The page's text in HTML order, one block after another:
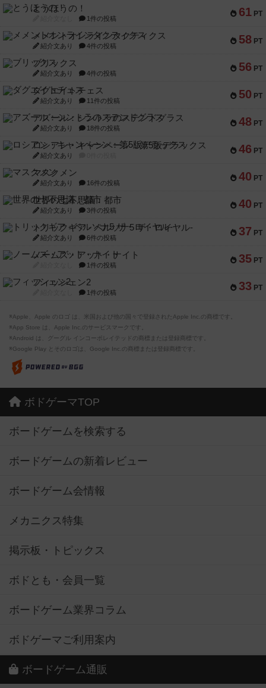
61 PT
とうほうの！
1件の投稿
58 PT
メメントオンラインタクティクス
紹介文あり 4件の投稿
56 PT
ブリックス
紹介文あり 4件の投稿
50 PT
ダグエイトチェス
紹介文あり 11件の投稿
48 PT
アズール：シントラのステンドグラス
紹介文あり 18件の投稿
46 PT
ロシアン・キャンペーン：第5版デラックス
紹介文あり
40 PT
マスクメン
紹介文あり 16件の投稿
40 PT
世界の七不思議：都市
紹介文あり 3件の投稿
37 PT
トリックギア - ペルソナ5 ザ・ロイヤル-
紹介文あり 6件の投稿
35 PT
ノームズ・アット・ナイト
1件の投稿
33 PT
フィッシェン2
1件の投稿
※Apple、Apple のロゴ は、米国および他の国々で登録されたApple Inc.の商標です。
※App Store は、Apple Inc.のサービスマークです。
※Android は、グーグル インコーポレイテッドの商標または登録商標です。
※Google Play とそのロゴは、Google Inc.の商標または登録商標です。
ボドゲーマTOP
ボードゲームを検索する
ボードゲームの新着レビュー
ボードゲーム会情報
メカニクス特集
掲示板・トピックス
ボドとも・会員一覧
ボードゲーム業界コラム
ボドゲーマご利用案内
ボードゲーム通販